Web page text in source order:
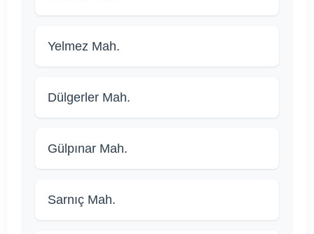
Yelmez Mah.
Dülgerler Mah.
Gülpınar Mah.
Sarnıç Mah.